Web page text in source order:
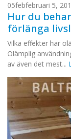
05febfebruari 5,
Hur du
förlänga
Vilka effekter har
Olämplig
av även det mest...